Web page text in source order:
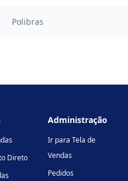
Polibras
Direto
Administração
Ir para Tela de
Vendas
Pedidos